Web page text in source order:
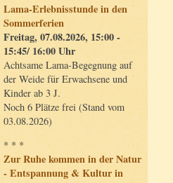
Lama-Erlebnisstunde in den
Sommerferien
Freitag, 07.08.2026, 15:00 -
15:45/ 16:00 Uhr
Achtsame Lama-Begegnung auf
der Weide für Erwachsene und
Kinder ab 3 J.
Noch 6 Plätze frei (Stand vom
03.08.2026)
* * *
Zur Ruhe kommen in der Natur
- Entspannung & Kultur in